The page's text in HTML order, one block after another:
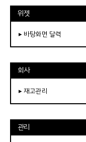
위젯
▸ 바탕화면 달력
회사
▸ 재고관리
관리